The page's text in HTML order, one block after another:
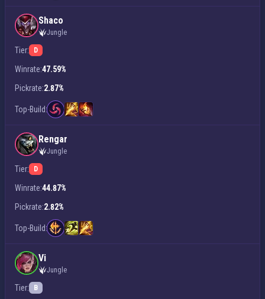
Shaco
Jungle
Tier: D
Winrate:47.59%
Pickrate:2.87%
Top-Build:
Rengar
Jungle
Tier: D
Winrate:44.87%
Pickrate:2.82%
Top-Build:
Vi
Jungle
Tier: B